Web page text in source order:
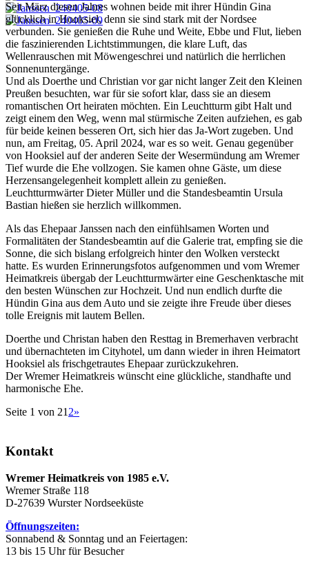
Seit März diesen Jahres wohnen beide mit ihrer Hündin Gina
glücklich in Hooksiel, denn sie sind stark mit der Nordsee
verbunden. Sie genießen die Ruhe und Weite, Ebbe und Flut, lieben
die faszinierenden Lichtstimmungen, die klare Luft, das
Wellenrauschen mit Möwengeschrei und natürlich die herrlichen
Sonnenuntergänge.
Und als Doerthe und Christian vor gar nicht langer Zeit den Kleinen
Preußen besuchten, war für sie sofort klar, dass sie an diesem
romantischen Ort heiraten möchten. Ein Leuchtturm gibt Halt und
zeigt einem den Weg, wenn mal stürmische Zeiten aufziehen, es gab
für beide keinen besseren Ort, sich hier das Ja-Wort zugeben. Und
nun, am Freitag, 05. April 2024, war es so weit. Genau gegenüber
von Hooksiel auf der anderen Seite der Wesermündung am Wremer
Tief wurde die Ehe vollzogen. Sie kamen ohne Gäste, um diese
Herzensangelegenheit komplett allein zu genießen.
Leuchtturmwärter Dieter Müller und die Standesbeamtin Ursula
Bastian hießen sie herzlich willkommen.
Als das Ehepaar Janssen nach den einfühlsamen Worten und
Formalitäten der Standesbeamtin auf die Galerie trat, empfing sie die
Sonne, die sich bislang erfolgreich hinter den Wolken versteckt
hatte. Es wurden Erinnerungsfotos aufgenommen und vom Wremer
Heimatkreis übergab der Leuchtturmwärter eine Geschenktasche mit
den besten Wünschen zur Hochzeit. Und nun endlich durfte die
Hündin Gina aus dem Auto und sie zeigte ihre Freude über dieses
tolle Ereignis mit lautem Bellen.
Doerthe und Christan haben den Resttag in Bremerhaven verbracht
und übernachteten im Cityhotel, um dann wieder in ihren Heimatort
Hooksiel als frischgetrautes Ehepaar zurückzukehren.
Der Wremer Heimatkreis wünscht eine glückliche, standhafte und
harmonische Ehe.
Seite 1 von 21 2»
Kontakt
Wremer Heimatkreis von 1985 e.V.
Wremer Straße 118
D-27639 Wurster Nordseeküste
Öffnungszeiten:
Sonnabend & Sonntag und an Feiertagen:
13 bis 15 Uhr für Besucher